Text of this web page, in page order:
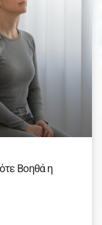
Βοηθά η